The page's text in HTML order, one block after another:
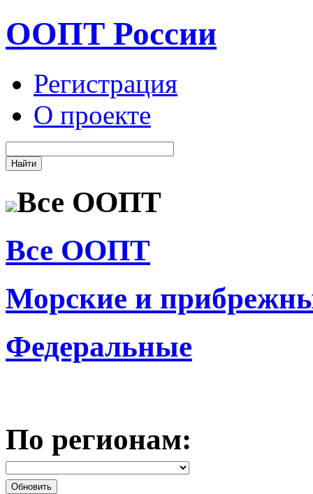
ООПТ России
Регистрация
О проекте
Все ООПТ
Все ООПТ
Морские и
Федеральные
По регионам: